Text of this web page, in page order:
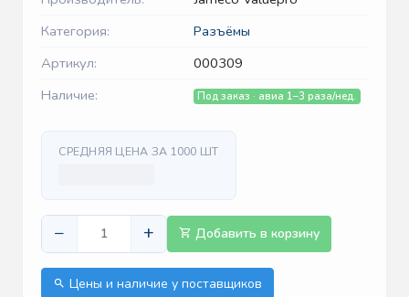
Категория:
Разъёмы
Артикул:
000309
Наличие:
Под заказ · авиа 1–3 раза/нед.
СРЕДНЯЯ ЦЕНА ЗА 1000 ШТ
− + Добавить в корзину
Цены и наличие у поставщиков